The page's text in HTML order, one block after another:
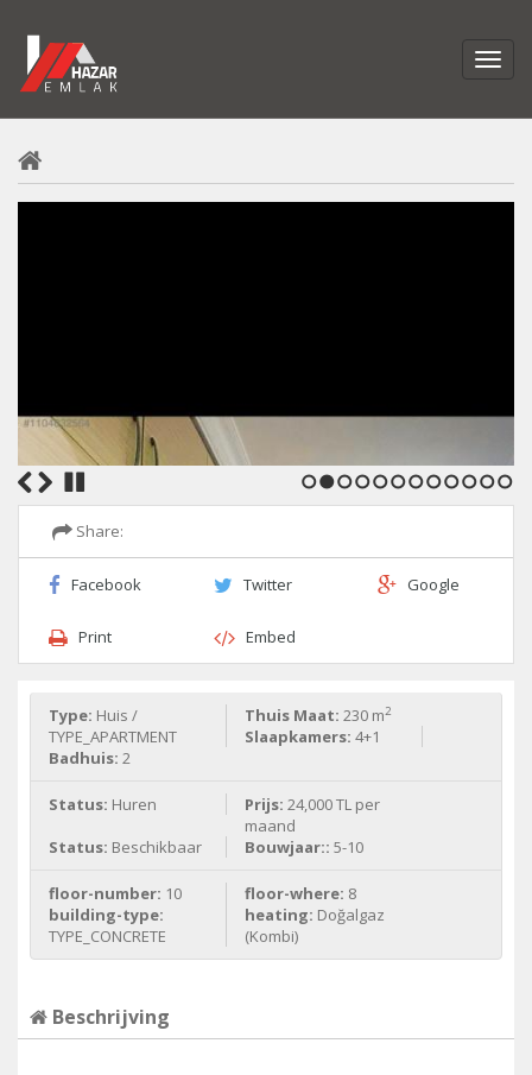
Share:
Facebook Twitter Google
Print Embed
Type: Huis /
TYPE_APARTMENT
Thuis Maat: 230 m2
Slaapkamers: 4+1
Badhuis: 2
Status: Huren Prijs: 24,000 TL per
maand
Status: Beschikbaar Bouwjaar:: 5-10
floor-number: 10 floor-where: 8
building-type:
TYPE_CONCRETE
heating: Doğalgaz
(Kombi)
Beschrijving